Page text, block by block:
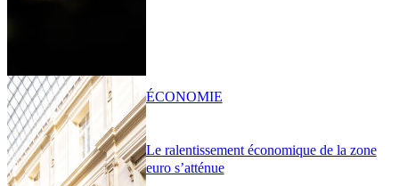
Le ralentissement économique de la zone
euro s’atténue
ÉCONOMIE